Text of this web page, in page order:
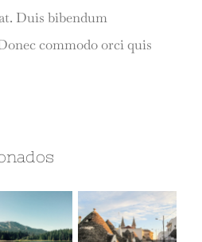
Duis bibendum
commodo orci quis